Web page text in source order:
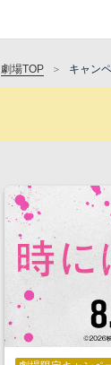
劇場TOP キャン